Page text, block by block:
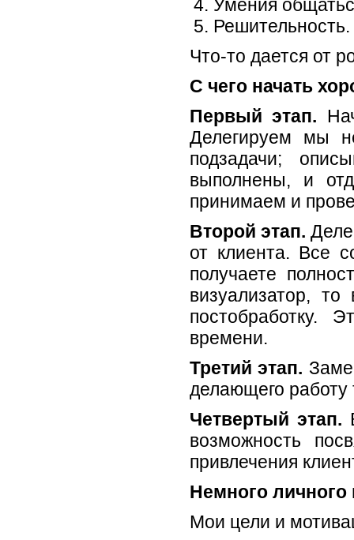
Умения
Решительность.
Что-то дается от
С чего начать
Первый этап.
Делегируем мы
подзадачи;
выполнены, и
принимаем и
Второй этап.
от клиента. Все
получаете
визуализатор,
постобработку.
времени.
Третий этап.
делающего работу
Четвертый этап.
возможность
привлечения
Немного личного
Мои цели и